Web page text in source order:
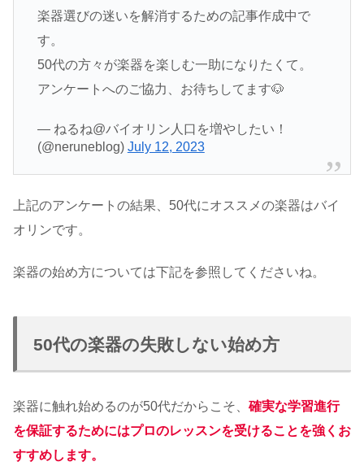
楽器選びの迷いを解消するための記事作成中で
す。
50代の方々が楽器を楽しむ一助になりたくて。
アンケートへのご協力、お待ちしてます🐶
— ねるね@バイオリン人口を増やしたい！
(@neruneblog) July 12, 2023
上記のアンケートの結果、50代にオススメの楽器はバイ
オリンです。
楽器の始め方については下記を参照してくださいね。
50代の楽器の失敗しない始め方
楽器に触れ始めるのが50代だからこそ、 確実な学習進行
を保証するためにはプロのレッスンを受けることを強くお
すすめします。